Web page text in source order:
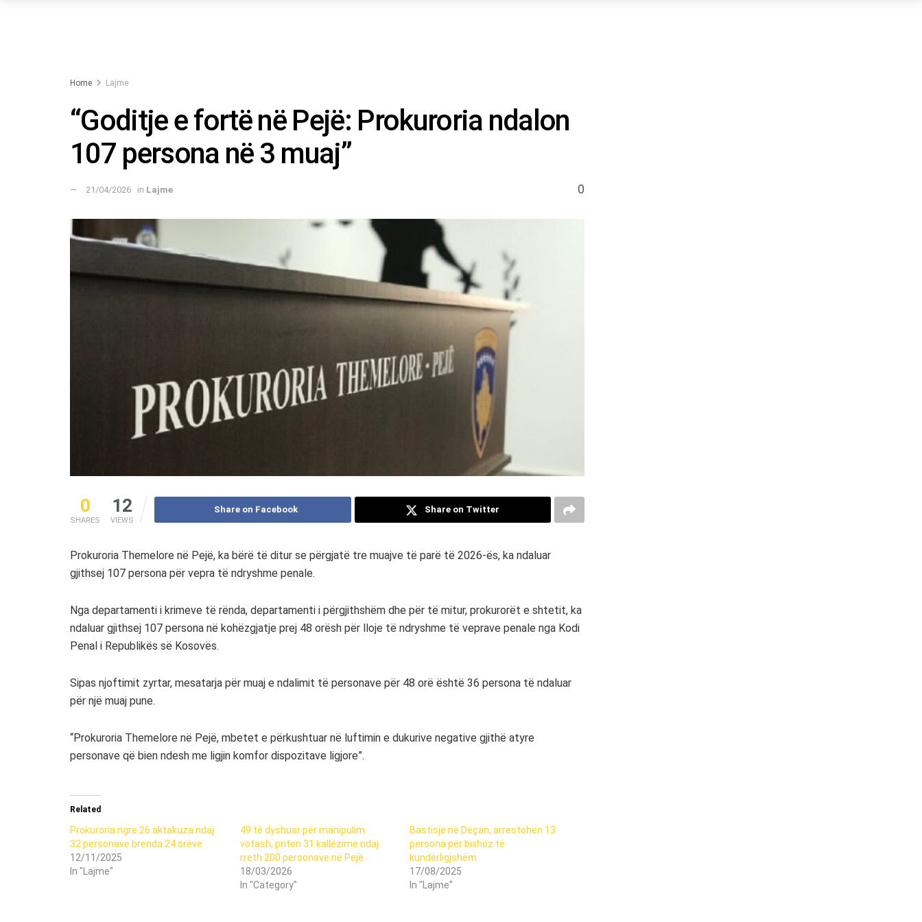
Home Lajme
“Goditje e fortë në Pejë: Prokuroria ndalon
107 persona në 3 muaj”
21/04/2026 in Lajme 0
0
SHARES
12
VIEWS
Share on Facebook Share on Twitter
Prokuroria Themelore në Pejë, ka bërë të ditur se përgjatë tre muajve të parë të 2026-ës, ka ndaluar
gjithsej 107 persona për vepra të ndryshme penale.
Nga departamenti i krimeve të rënda, departamenti i përgjithshëm dhe për të mitur, prokurorët e shtetit, ka
ndaluar gjithsej 107 persona në kohëzgjatje prej 48 orësh për lloje të ndryshme të veprave penale nga Kodi
Penal i Republikës së Kosovës.
Sipas njoftimit zyrtar, mesatarja për muaj e ndalimit të personave për 48 orë është 36 persona të ndaluar
për një muaj pune.
“Prokuroria Themelore në Pejë, mbetet e përkushtuar në luftimin e dukurive negative gjithë atyre
personave që bien ndesh me ligjin komfor dispozitave ligjore”.
Related
Prokuroria ngre 26 aktakuza ndaj
32 personave brenda 24 orëve
12/11/2025
In "Lajme"
49 të dyshuar për manipulim
votash, priten 31 kallëzime ndaj
rreth 200 personave në Pejë
18/03/2026
In "Category"
Bastisje në Deçan, arrestohen 13
persona për bixhoz të
kundërligjshëm
17/08/2025
In "Lajme"